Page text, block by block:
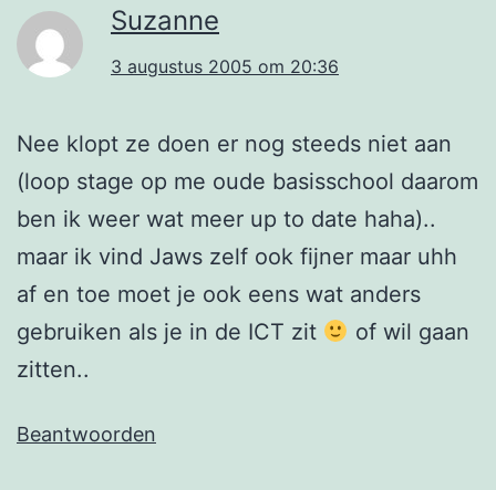
Suzanne
3 augustus 2005 om 20:36
Nee klopt ze doen er nog steeds niet aan
(loop stage op me oude basisschool daarom
ben ik weer wat meer up to date haha)..
maar ik vind Jaws zelf ook fijner maar uhh
af en toe moet je ook eens wat anders
gebruiken als je in de ICT zit
of wil gaan
zitten..
Beantwoorden